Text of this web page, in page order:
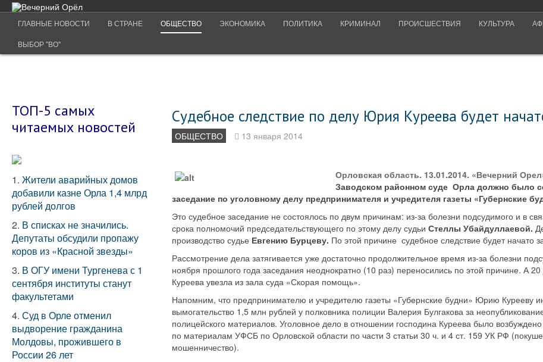
ГЛАВНЫЕ НОВОСТИ В СТРАНЕ ОБЩЕСТВО ЭКОНОМИКА ПОЛИТИКА КРИМИНАЛ ПРОИСШЕСТВИЯ КУЛЬТУРА
ВЫБОР "ВО"
Судебное следствие по делу Юрия Куреева будет
ОБЩЕСТВО 13 января 2014
Орловская область. 13.01.2014. «Вечерний
Заводском районном суде Орла должно было
заседание по уголовному делу предпринимателя и учредителя газеты «Губернские
Это судебное заседание не состоялось по двум причинам: из-за болезни подсудимого и в
срока полномочий председательствующего по этому делу судьи Стеллы Убайдуллаевой.
производство судье Евгению Бурцеву. По этой причине судебное следствие будет начато
Рассмотрение дела затягивается уже достаточно продолжительное время из-за болезни
ноября прошлого года заседания неоднократно (10 раз) переносились по этой причине. А
Куреева увезла из зала суда «Скорая помощь».
Напомним, что предпринимателю и учредителю газеты «Губернские будни» Юрию Курееву
вымогательство 1,5 млн рублей у полковника полиции Валерия Булгакова за
полицейского материалов. Уголовное дело в отношении господина Куреева было возбуждено
по материалам УФСБ по Орловской области по части 3 статьи 30 ч. и 4 ст. 159 УК РФ
мошенничество).
ТОП-5 самых
читаемых новостей
1. Жители аварийных домов
добавили казне Орла 1,4 млрд
рублей долгов
2. В списках не значились.
Депутаты обсудили пропажу
коров из «Красной звезды»
3. В ОГУ имени Тургенева с 1
сентября институты станут
факультетами
4. Суд в Орле отменил
выдворение гражданина
Молдовы, прожившего в
России 26 лет